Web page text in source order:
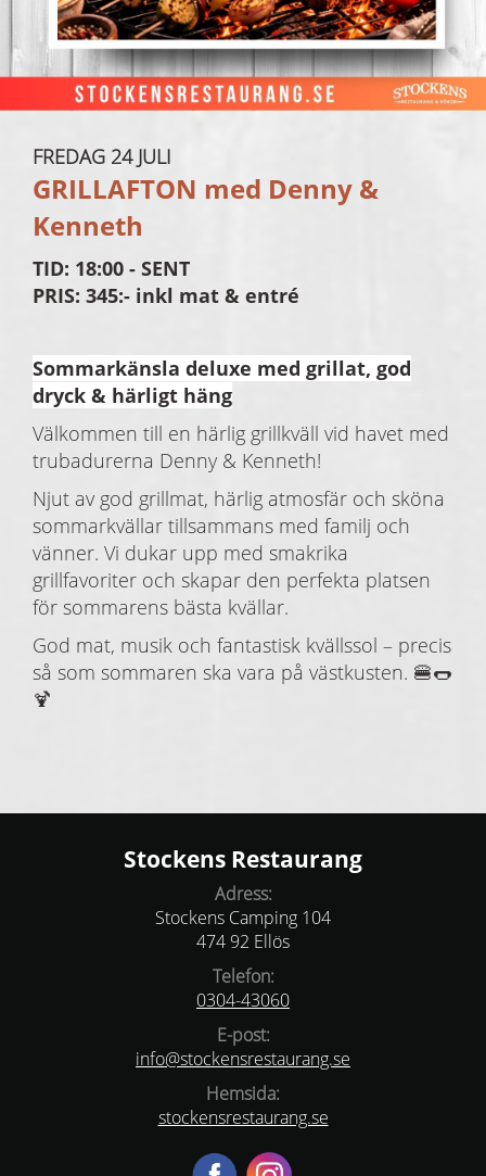
FREDAG 24 JULI
GRILLAFTON med Denny &
Kenneth
TID: 18:00 - SENT
PRIS: 345:- inkl mat & entré
Sommarkänsla deluxe med grillat, god
dryck & härligt häng
Välkommen till en härlig grillkväll vid havet med
trubadurerna Denny & Kenneth!
Njut av god grillmat, härlig atmosfär och sköna
sommarkvällar tillsammans med familj och
vänner. Vi dukar upp med smakrika
grillfavoriter och skapar den perfekta platsen
för sommarens bästa kvällar.
God mat, musik och fantastisk kvällssol – precis
så som sommaren ska vara på västkusten. 🍔🌭
🍹
Stockens Restaurang
Adress:
Stockens Camping 104
474 92 Ellös
Telefon:
0304-43060
E-post:
info@stockensrestaurang.se
Hemsida:
stockensrestaurang.se